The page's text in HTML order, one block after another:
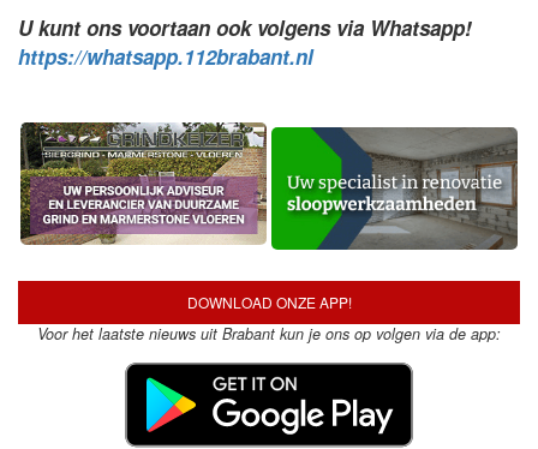
U kunt ons voortaan ook volgens via Whatsapp!
https://whatsapp.112brabant.nl
DOWNLOAD ONZE APP!
Voor het laatste nieuws uit Brabant kun je ons op volgen via de app: